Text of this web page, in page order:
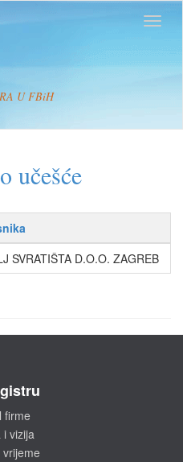
U FBiH
učešće
SVRATIŠTA D.O.O. ZAGREB
firme
i vizija